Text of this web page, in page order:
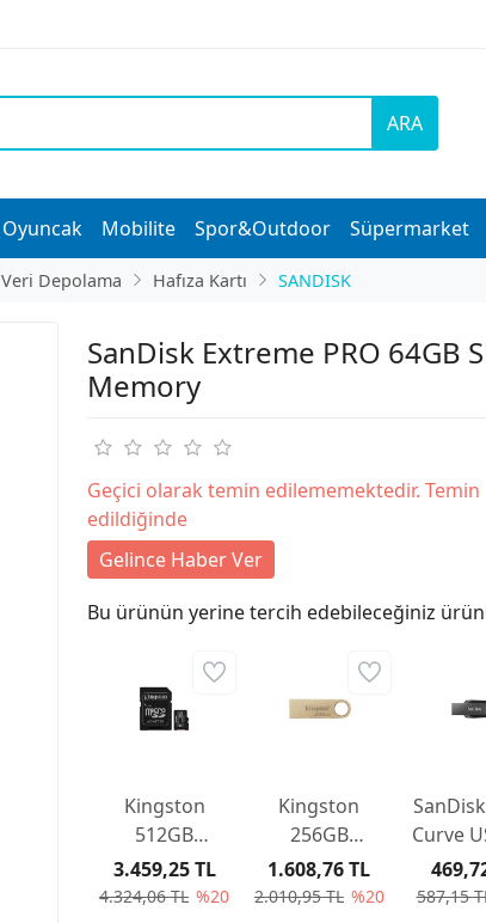
ARA
Oyuncak Mobilite Spor&Outdoor Süpermarket
Veri Depolama Hafıza Kartı SANDISK
SanDisk Extreme PRO 64GB
Memory
Geçici olarak temin edilememektedir. Temin
edildiğinde
Gelince Haber Ver
Bu ürünün yerine tercih edebileceğiniz
Kingston
512GB
microSDXC
Canvas Select
4.324,06 TL %20
3.459,25 TL
Kingston
256GB
220MB/s
Metal USB 3.2
2.010,95 TL %20
1.608,76 TL
Curve
64GB
587,15